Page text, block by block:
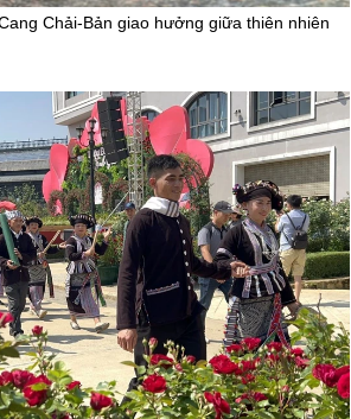
khách du lịch tại Lễ hội mùa Thu Sa Pa